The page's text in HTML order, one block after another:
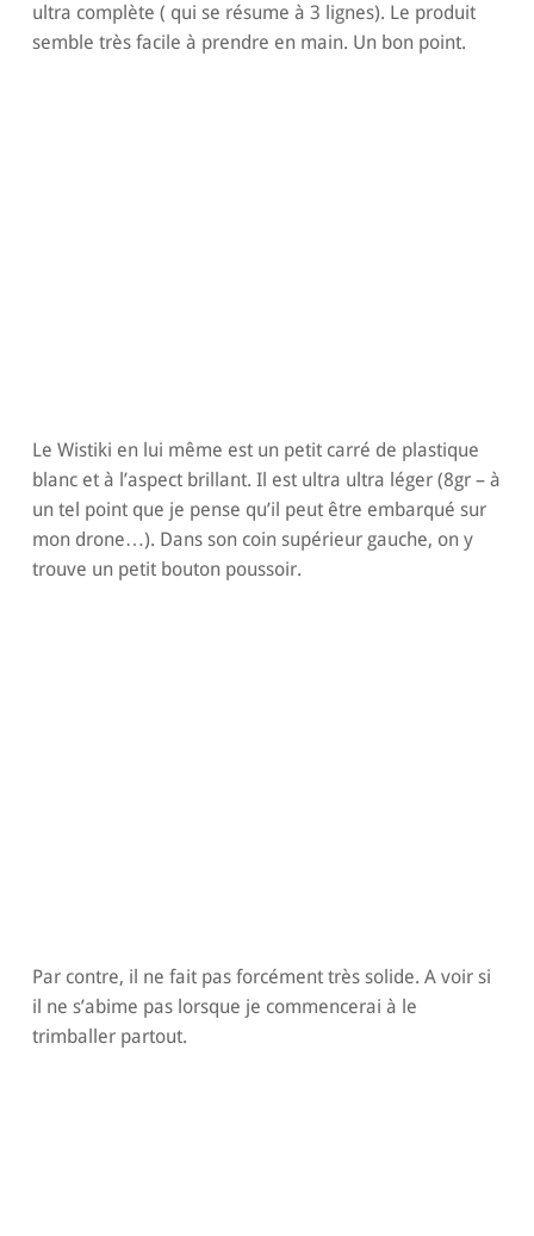
ultra complète ( qui se résume à 3 lignes). Le produit
semble très facile à prendre en main. Un bon point.
Le Wistiki en lui même est un petit carré de plastique
blanc et à l’aspect brillant. Il est ultra ultra léger (8gr – à
un tel point que je pense qu’il peut être embarqué sur
mon drone…). Dans son coin supérieur gauche, on y
trouve un petit bouton poussoir.
Par contre, il ne fait pas forcément très solide. A voir si
il ne s’abime pas lorsque je commencerai à le
trimballer partout.